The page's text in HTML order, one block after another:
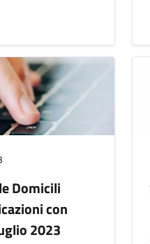
Domicili
con
2023